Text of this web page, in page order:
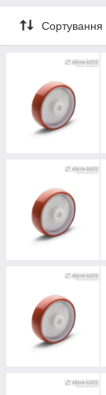
Сортування